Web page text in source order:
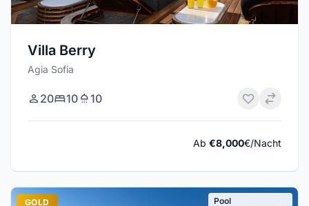
Villa Berry
Agia Sofia
20 10 10
Ab €8,000€/Nacht
GOLD
Pool